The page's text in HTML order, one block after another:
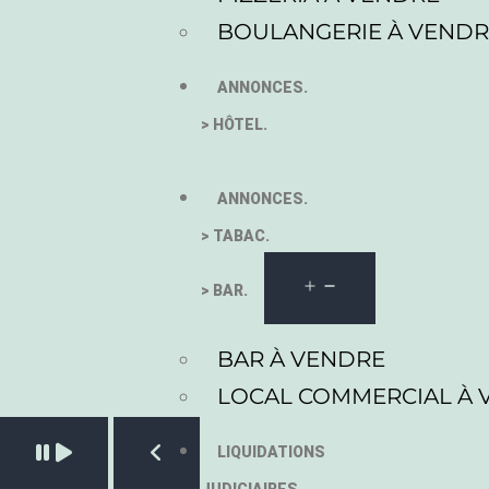
BOULANGERIE À
ANNONCES.
> HÔTEL.
ANNONCES.
> TABAC.
> BAR.
BAR À VENDRE
LOCAL COMMERCIAL À
LIQUIDATIONS
Pause slide rotation